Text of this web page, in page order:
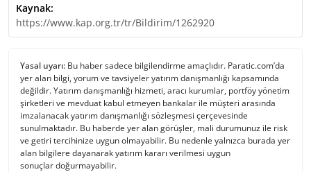
Kaynak:
https://www.kap.org.tr/tr/Bildirim/1262920
Yasal uyarı: Bu haber sadece bilgilendirme amaçlıdır. Paratic.com’da
yer alan bilgi, yorum ve tavsiyeler yatırım danışmanlığı kapsamında
değildir. Yatırım danışmanlığı hizmeti, aracı kurumlar, portföy yönetim
şirketleri ve mevduat kabul etmeyen bankalar ile müşteri arasında
imzalanacak yatırım danışmanlığı sözleşmesi çerçevesinde
sunulmaktadır. Bu haberde yer alan görüşler, mali durumunuz ile risk
ve getiri tercihinize uygun olmayabilir. Bu nedenle yalnızca burada yer
alan bilgilere dayanarak yatırım kararı verilmesi uygun
sonuçlar doğurmayabilir.